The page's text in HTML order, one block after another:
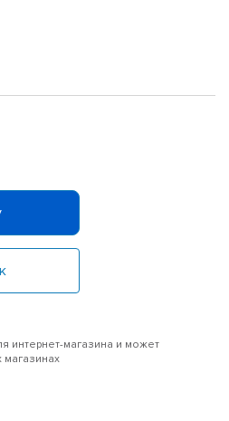
интернет-магазина и может
магазинах